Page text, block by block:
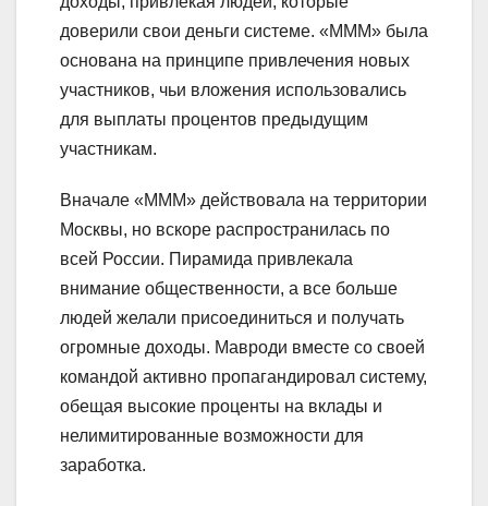
доверили свои деньги системе. «МММ» была
основана на принципе привлечения новых
участников, чьи вложения использовались
для выплаты процентов предыдущим
участникам.
Вначале «МММ» действовала на территории
Москвы, но вскоре распространилась по
всей России. Пирамида привлекала
внимание общественности, а все больше
людей желали присоединиться и получать
огромные доходы. Мавроди вместе со своей
командой активно пропагандировал систему,
обещая высокие проценты на вклады и
нелимитированные возможности для
заработка.